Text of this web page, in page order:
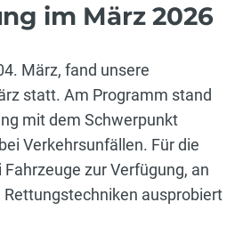
im März 2026
März, fand unsere
statt. Am Programm stand
mit dem Schwerpunkt
Verkehrsunfällen. Für die
zur Verfügung, an
ausprobiert